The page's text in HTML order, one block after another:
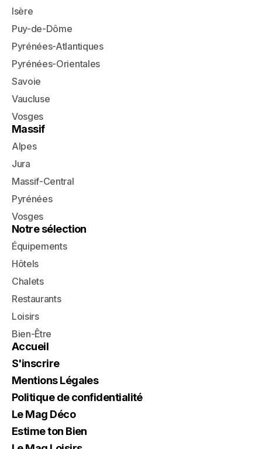
Isère
Puy-de-Dôme
Pyrénées-Atlantiques
Pyrénées-Orientales
Savoie
Vaucluse
Vosges
Massif
Alpes
Jura
Massif-Central
Pyrénées
Vosges
Notre sélection
Équipements
Hôtels
Chalets
Restaurants
Loisirs
Bien-Être
Accueil
S'inscrire
Mentions Légales
Politique de confidentialité
Le Mag Déco
Estime ton Bien